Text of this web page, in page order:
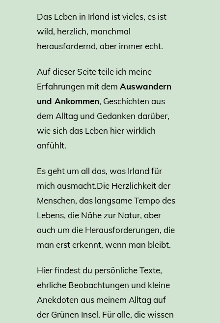
Das Leben in Irland ist vieles, es ist
wild, herzlich, manchmal
herausfordernd, aber immer echt.
Auf dieser Seite teile ich meine
Erfahrungen mit dem Auswandern
und Ankommen, Geschichten aus
dem Alltag und Gedanken darüber,
wie sich das Leben hier wirklich
anfühlt.
Es geht um all das, was Irland für
mich ausmacht.Die Herzlichkeit der
Menschen, das langsame Tempo des
Lebens, die Nähe zur Natur, aber
auch um die Herausforderungen, die
man erst erkennt, wenn man bleibt.
Hier findest du persönliche Texte,
ehrliche Beobachtungen und kleine
Anekdoten aus meinem Alltag auf
der Grünen Insel. Für alle, die wissen